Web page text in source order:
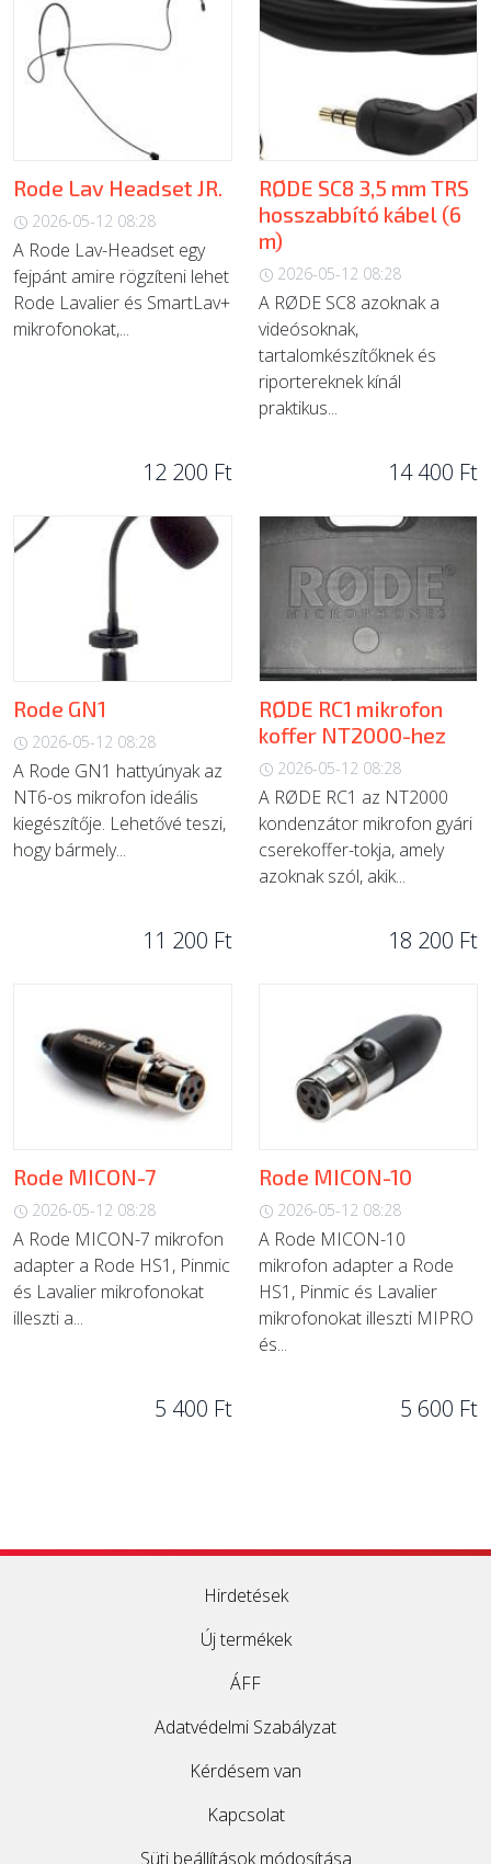
Rode Lav Headset JR.
2026-05-12 08:28
A Rode Lav-Headset egy
fejpánt amire rögzíteni lehet
Rode Lavalier és SmartLav+
mikrofonokat,...
12 200 Ft
RØDE SC8 3,5 mm TRS
hosszabbító kábel (6
m)
2026-05-12 08:28
A RØDE SC8 azoknak a
videósoknak,
tartalomkészítőknek és
riportereknek kínál
praktikus...
14 400 Ft
Rode GN1
2026-05-12 08:28
A Rode GN1 hattyúnyak az
NT6-os mikrofon ideális
kiegészítője. Lehetővé teszi,
hogy bármely...
11 200 Ft
RØDE RC1 mikrofon
koffer NT2000-hez
2026-05-12 08:28
A RØDE RC1 az NT2000
kondenzátor mikrofon gyári
cserekoffer-tokja, amely
azoknak szól, akik...
18 200 Ft
Rode MICON-7
2026-05-12 08:28
A Rode MICON-7 mikrofon
adapter a Rode HS1, Pinmic
és Lavalier mikrofonokat
illeszti a...
5 400 Ft
Rode MICON-10
2026-05-12 08:28
A Rode MICON-10
mikrofon adapter a Rode
HS1, Pinmic és Lavalier
mikrofonokat illeszti MIPRO
és...
5 600 Ft
Hirdetések
Új termékek
ÁFF
Adatvédelmi Szabályzat
Kérdésem van
Kapcsolat
Süti beállítások módosítása